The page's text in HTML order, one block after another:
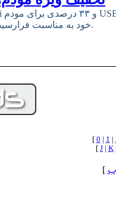
خود به مناسبت فرارسیدن سالروز میلاد مبارک حضرت امام علی (ع) و روز پدر خبر داد.
[ 0 1
[ J K
[